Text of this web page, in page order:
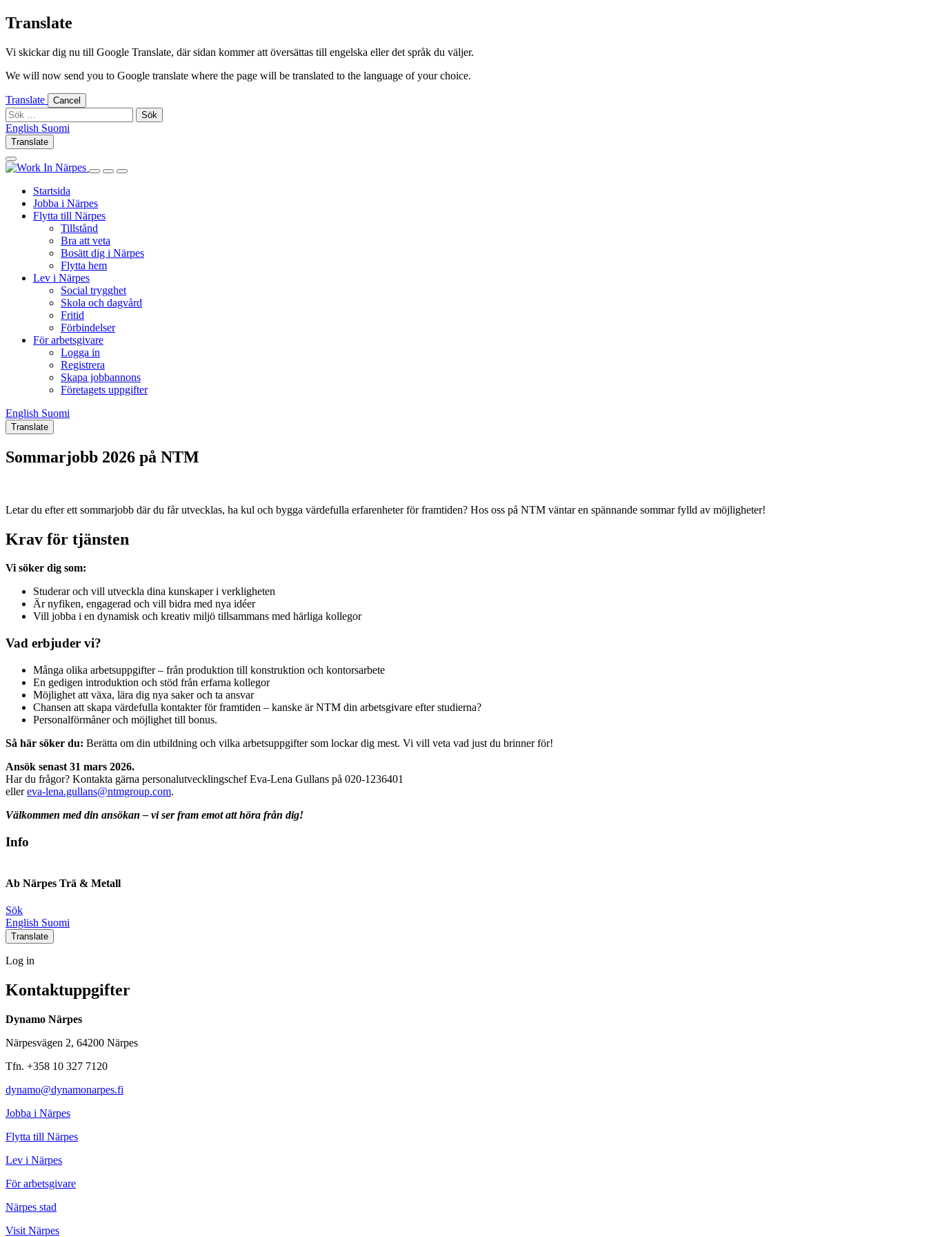
Skip
to
Translate
Vi skickar dig nu till Google Translate, där sidan kommer att översättas till engelska eller det språk du väljer.
We will now send you to Google translate where the page will be translated to the language of your choice.
Translate Cancel
Sök
efter:
English English
Suomi
Translate
Log
inSearch
this
LogSearchShow
Startsida
Jobba i Närpes
Flytta till Närpes
Tillstånd
Bra att veta
Bosätt dig i Närpes
Flytta hem
Lev i Närpes
Social trygghet
Skola och dagvård
Fritid
Förbindelser
För arbetsgivare
Logga in
Registrera
Skapa jobbannons
Företagets uppgifter
English English
Suomi
Translate
Sommarjobb 2026 på NTM
Letar du efter ett sommarjobb där du får utvecklas, ha kul och bygga värdefulla erfarenheter för framtiden? Hos oss på NTM väntar en spännande sommar fylld av möjligheter!
Krav för tjänsten
Vi söker dig som:
Studerar och vill utveckla dina kunskaper i verkligheten
Är nyfiken, engagerad och vill bidra med nya idéer
Vill jobba i en dynamisk och kreativ miljö tillsammans med härliga kollegor
Vad erbjuder vi?
Många olika arbetsuppgifter – från produktion till konstruktion och kontorsarbete
En gedigen introduktion och stöd från erfarna kollegor
Möjlighet att växa, lära dig nya saker och ta ansvar
Chansen att skapa värdefulla kontakter för framtiden – kanske är NTM din arbetsgivare efter studierna?
Personalförmåner och möjlighet till bonus.
Så här söker du: Berätta om din utbildning och vilka arbetsuppgifter som lockar dig mest. Vi vill veta vad just du brinner för!
Ansök senast 31 mars 2026.
Har du frågor? Kontakta gärna personalutvecklingschef Eva-Lena Gullans på 020-1236401
ellereva-lena.gullans@ntmgroup.com.
Välkommen med din ansökan – vi ser fram emot att höra från dig!
Info
Ab Närpes Trä & Metall
Sök
Social
link
Social
link
Social
link
Social
link
English Suomi
Translate
Log
Log in
Kontaktuppgifter
Dynamo Närpes
Närpesvägen 2, 64200 Närpes
Tfn. +358 10 327 7120
dynamo@dynamonarpes.fi
Jobba i Närpes
Flytta till Närpes
Lev i Närpes
För arbetsgivare
Närpes stad
Visit Närpes